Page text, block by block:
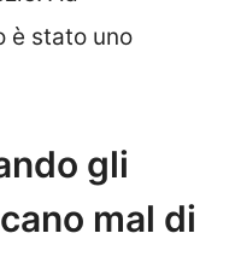
è stato uno
gli
mal di